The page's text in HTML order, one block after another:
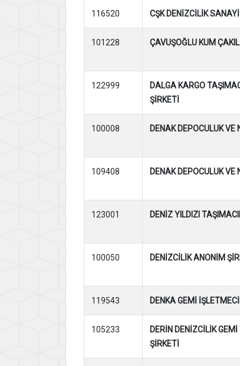
116520 CŞK DENİZCİLİK
101228 ÇAVUŞOĞLU KUM
122999
DALGA KARGO
ŞİRKETİ
100008 DENAK DEPOCULUK
109408 DENAK DEPOCULUK
123001 DENİZ YILDIZI
100050 DENİZCİLİK ANONİM
119543 DENKA GEMİ
105233
DERİN DENİZCİLİK
ŞİRKETİ